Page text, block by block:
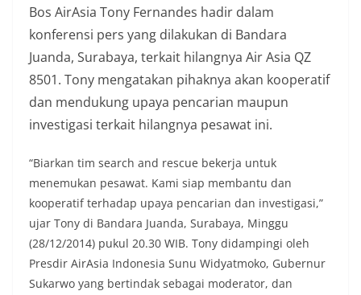
Bos AirAsia Tony Fernandes hadir dalam
konferensi pers yang dilakukan di Bandara
Juanda, Surabaya, terkait hilangnya Air Asia QZ
8501. Tony mengatakan pihaknya akan kooperatif
dan mendukung upaya pencarian maupun
investigasi terkait hilangnya pesawat ini.
“Biarkan tim search and rescue bekerja untuk
menemukan pesawat. Kami siap membantu dan
kooperatif terhadap upaya pencarian dan investigasi,”
ujar Tony di Bandara Juanda, Surabaya, Minggu
(28/12/2014) pukul 20.30 WIB. Tony didampingi oleh
Presdir AirAsia Indonesia Sunu Widyatmoko, Gubernur
Sukarwo yang bertindak sebagai moderator, dan